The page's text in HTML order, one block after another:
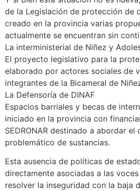
de la Legislación de protección de
creado en la provincia varias
actualmente se encuentran sin
La interministerial de Niñez y
El proyecto legislativo para la
elaborado por actores sociales de
integrantes de la Bicameral de
La Defensoría de DINAF
Espacios barriales y becas de
iniciado en la provincia con
SEDRONAR destinado a abordar el
problemático de sustancias.
Esta ausencia de políticas de
directamente asociadas a las
resolver la inseguridad con la baja